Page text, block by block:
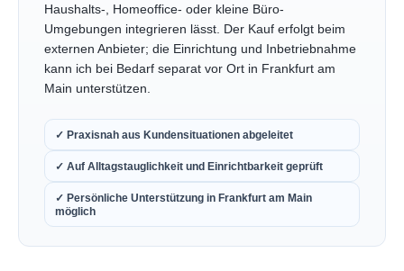
Haushalts-, Homeoffice- oder kleine Büro-
Umgebungen integrieren lässt. Der Kauf erfolgt beim
externen Anbieter; die Einrichtung und Inbetriebnahme
kann ich bei Bedarf separat vor Ort in Frankfurt am
Main unterstützen.
✓ Praxisnah aus Kundensituationen abgeleitet
✓ Auf Alltagstauglichkeit und Einrichtbarkeit geprüft
✓ Persönliche Unterstützung in Frankfurt am Main
möglich